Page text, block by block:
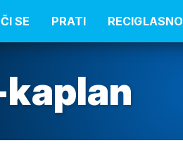
SE PRATI RECIGLASNO